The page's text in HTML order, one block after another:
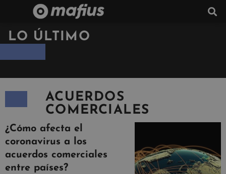
LO ÚLTIMO
ACUERDOS
COMERCIALES
¿Cómo afecta el
coronavirus a los
acuerdos comerciales
entre países?